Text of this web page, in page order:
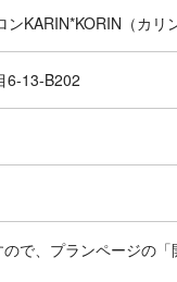
KARIN*KORIN（カリ
6-13-B202
で、プランページの「